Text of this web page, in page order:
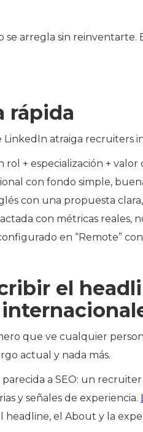
se arregla sin
rápida
atraiga recruiters
rol + especialización +
con fondo simple,
con una propuesta
con métricas reales,
en “Remote”
el
que ve cualquier
actual y nada más.
a SEO: un
y señales de experiencia.
headline, el About y la